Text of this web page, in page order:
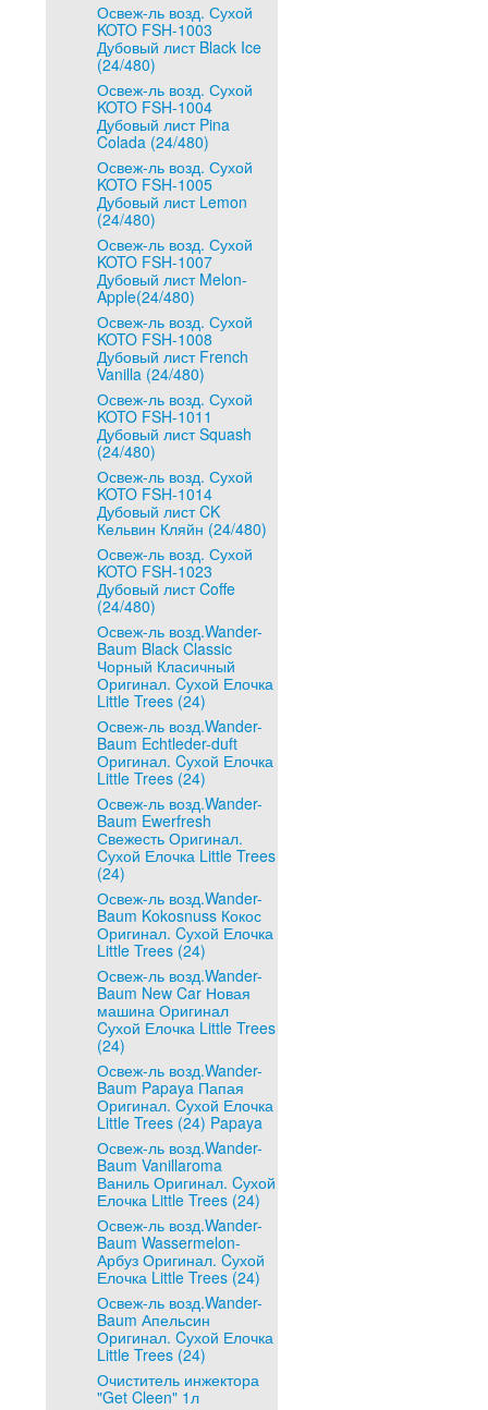
Освеж-ль возд. Сухой
KOTO FSH-1003
Дубовый лист Black Ice
(24/480)
Освеж-ль возд. Сухой
KOTO FSH-1004
Дубовый лист Pina
Colada (24/480)
Освеж-ль возд. Сухой
KOTO FSH-1005
Дубовый лист Lemon
(24/480)
Освеж-ль возд. Сухой
KOTO FSH-1007
Дубовый лист Melon-
Apple(24/480)
Освеж-ль возд. Сухой
KOTO FSH-1008
Дубовый лист French
Vanilla (24/480)
Освеж-ль возд. Сухой
KOTO FSH-1011
Дубовый лист Squash
(24/480)
Освеж-ль возд. Сухой
KOTO FSH-1014
Дубовый лист CK
Кельвин Кляйн (24/480)
Освеж-ль возд. Сухой
KOTO FSH-1023
Дубовый лист Coffe
(24/480)
Освеж-ль возд.Wander-
Baum Black Classic
Чорный Класичный
Оригинал. Cухой Елочка
Little Trees (24)
Освеж-ль возд.Wander-
Baum Echtleder-duft
Оригинал. Cухой Елочка
Little Trees (24)
Освеж-ль возд.Wander-
Baum Ewerfresh
Свежесть Оригинал.
Cухой Елочка Little Trees
(24)
Освеж-ль возд.Wander-
Baum Kokosnuss Кокос
Оригинал. Cухой Елочка
Little Trees (24)
Освеж-ль возд.Wander-
Baum New Car Новая
машина Оригинал
Cухой Елочка Little Trees
(24)
Освеж-ль возд.Wander-
Baum Papaya Папая
Оригинал. Cухой Елочка
Little Trees (24) Papaya
Освеж-ль возд.Wander-
Baum Vanillaroma
Ваниль Оригинал. Cухой
Елочка Little Trees (24)
Освеж-ль возд.Wander-
Baum Wassermelon-
Арбуз Оригинал. Cухой
Елочка Little Trees (24)
Освеж-ль возд.Wander-
Baum Апельсин
Оригинал. Cухой Елочка
Little Trees (24)
Очиститель инжектора
"Get Cleen" 1л